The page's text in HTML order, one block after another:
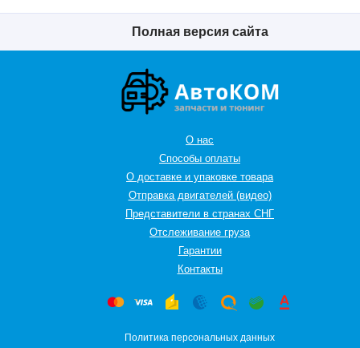
Полная версия сайта
О нас
Способы оплаты
О доставке и упаковке товара
Отправка двигателей (видео)
Представители в странах СНГ
Oтслеживание груза
Гарантии
Контакты
Политика персональных данных